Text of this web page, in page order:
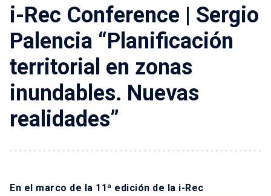
FACULTAD DE ARQUITECTURA, DISEÑO Y ESTUDIOS URBANOS
i-Rec Conference | Sergio
Palencia “Planificación
territorial en zonas
inundables. Nuevas
realidades”
En el marco de la 11ª edición de la i-Rec